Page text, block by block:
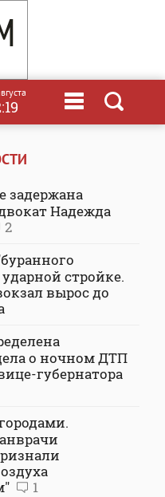
задержана
Надежда
2
стройке.
вырос до
о ночном ДТП
губернатора
1